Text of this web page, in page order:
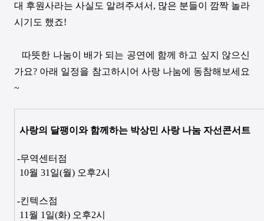
대 후원사라는 사실도 알려주셔서 , 많은 분들이 깜짝 놀라
시기도 했죠!
따뜻한 나눔이 배가 되는 공연에 함께 하고 싶지 않으신
가요? 아래 일정을 참고하시어 사랑 나눔에 동참해보세요
~
사랑의 달팽이와 함께하는 박상민 사랑 나눔 자선콘서트
-무역센터점
10월 31 일(월) 오후2시
-킨텍스점
11 월 1 일(화) 오후2시